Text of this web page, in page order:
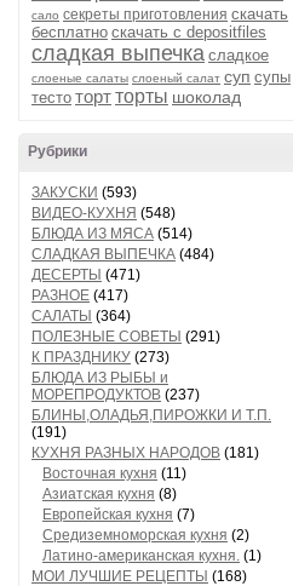
сало секреты приготовления скачать
бесплатно скачать с depositfiles
сладкая выпечка сладкое
слоеные салаты слоеный салат суп супы
тесто тортторты шоколад
Рубрики
ЗАКУСКИ (593)
ВИДЕО-КУХНЯ (548)
БЛЮДА ИЗ МЯСА (514)
СЛАДКАЯ ВЫПЕЧКА (484)
ДЕСЕРТЫ (471)
РАЗНОЕ (417)
САЛАТЫ (364)
ПОЛЕЗНЫЕ СОВЕТЫ (291)
К ПРАЗДНИКУ (273)
БЛЮДА ИЗ РЫБЫ и
МОРЕПРОДУКТОВ (237)
БЛИНЫ,ОЛАДЬЯ,ПИРОЖКИ И Т.П.
(191)
КУХНЯ РАЗНЫХ НАРОДОВ (181)
Восточная кухня (11)
Азиатская кухня (8)
Европейская кухня (7)
Средиземноморская кухня (2)
Латино-американская кухня. (1)
МОИ ЛУЧШИЕ РЕЦЕПТЫ (168)